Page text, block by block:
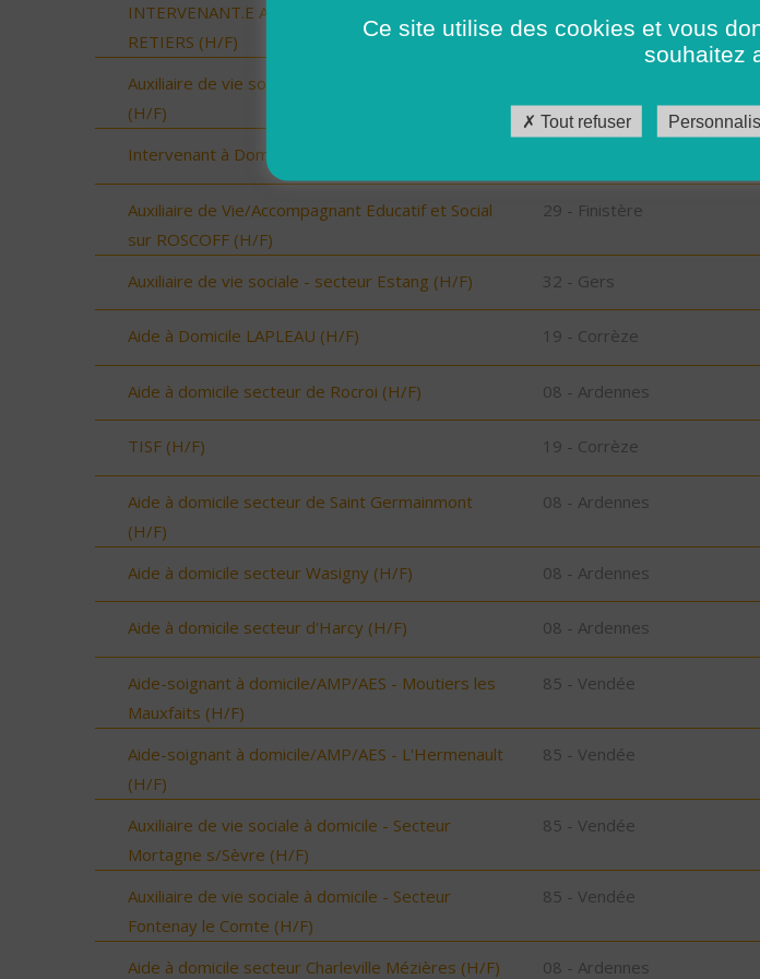
INTERVENANT.E A DOMICILE - MARTIGNE-
RETIERS (H/F)
Auxiliaire de vie sociale - secteur Vic-Fezensac
(H/F)
Intervenant à Domicile sur ROSCOFF (H/F)
Auxiliaire de Vie/Accompagnant Educatif et Social
sur ROSCOFF (H/F)
29 - Finistère
Auxiliaire de vie sociale - secteur Estang (H/F) 32 - Gers
Aide à Domicile LAPLEAU (H/F) 19 - Corrèze
Aide à domicile secteur de Rocroi (H/F) 08 - Ardennes
TISF (H/F) 19 - Corrèze
Aide à domicile secteur de Saint Germainmont
(H/F)
08 - Ardennes
Aide à domicile secteur Wasigny (H/F) 08 - Ardennes
Aide à domicile secteur d'Harcy (H/F) 08 - Ardennes
Aide-soignant à domicile/AMP/AES - Moutiers les
Mauxfaits (H/F)
85 - Vendée
Aide-soignant à domicile/AMP/AES - L'Hermenault
(H/F)
85 - Vendée
Auxiliaire de vie sociale à domicile - Secteur
Mortagne s/Sèvre (H/F)
85 - Vendée
Auxiliaire de vie sociale à domicile - Secteur
Fontenay le Comte (H/F)
85 - Vendée
Aide à domicile secteur Charleville Mézières (H/F) 08 - Ardennes
Ce site utilise des cookies et vous
souhaitez
Tout refuser